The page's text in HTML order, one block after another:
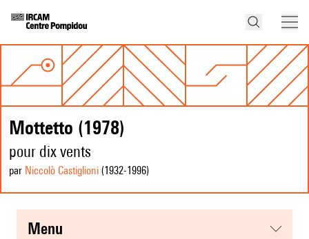
Mottetto (1978)
pour dix vents
par Niccolò Castiglioni (1932-1996)
menu